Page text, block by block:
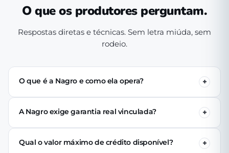
O que os produtores perguntam.
Respostas diretas e técnicas. Sem letra miúda, sem
rodeio.
O que é a Nagro e como ela opera?
A Nagro é uma Sociedade de Crédito Direto (SCD)
autorizada pelo Banco Central, especializada em crédito
se cadastra pelo app, passa pela análise técnica de perfil
produtivo e (se aprovado) recebe o crédito via PIX em até
A Nagro exige garantia real vinculada?
Não. Nenhuma linha de crédito da Nagro exige penhor
de terra, rebanho ou maquinário. A análise é baseada no
perfil produtivo do tomador — histórico, capacidade de
Qual o valor máximo de crédito disponível?